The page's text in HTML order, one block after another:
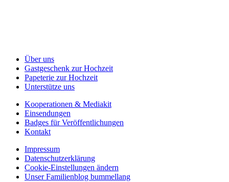
Über uns
Gastgeschenk zur Hochzeit
Papeterie zur Hochzeit
Unterstütze uns
Kooperationen & Mediakit
Einsendungen
Badges für Veröffentlichungen
Kontakt
Impressum
Datenschutzerklärung
Cookie-Einstellungen ändern
Unser Familienblog bummellang